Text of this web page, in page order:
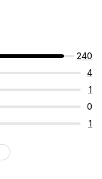
240
4
1
0
1